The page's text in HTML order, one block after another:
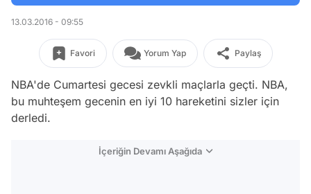
13.03.2016 - 09:55
Favori Yorum Yap Paylaş
NBA'de Cumartesi gecesi zevkli maçlarla geçti. NBA,
bu muhteşem gecenin en iyi 10 hareketini sizler için
derledi.
İçeriğin Devamı Aşağıda